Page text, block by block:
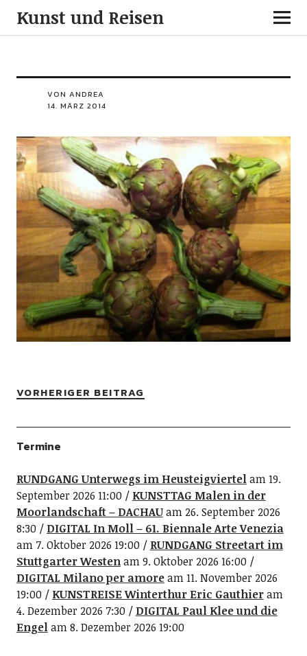
Kunst und Reisen
VON ANDREA
14. MÄRZ 2014
VORHERIGER BEITRAG
Termine
RUNDGANG Unterwegs im Heusteigviertelam 19.
September 2026 11:00
KUNSTTAG Malen in der
Moorlandschaft – DACHAUam 26. September 2026
8:30
DIGITAL In Moll – 61. Biennale Arte Venezia
am 7. Oktober 2026 19:00
RUNDGANG Streetart im
Stuttgarter Westenam 9. Oktober 2026 16:00
DIGITAL Milano per amoream 11. November 2026
19:00
KUNSTREISE Winterthur Eric Gauthieram
4. Dezember 2026 7:30
DIGITAL Paul Klee und die
Engelam 8. Dezember 2026 19:00